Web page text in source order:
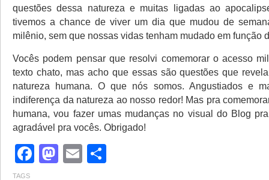
questões dessa natureza e muitas ligadas ao
tivemos a chance de viver um dia que mudou de
milênio, sem que nossas vidas tenham mudado em função
Vocês podem pensar que resolvi comemorar o acesso
texto chato, mas acho que essas são questões que
natureza humana. O que nós somos. Angustiados e
indiferença da natureza ao nosso redor! Mas pra
humana, vou fazer umas mudanças no visual do Blog
agradável pra vocês. Obrigado!
Facebook
Mastodon
Email
TAGS